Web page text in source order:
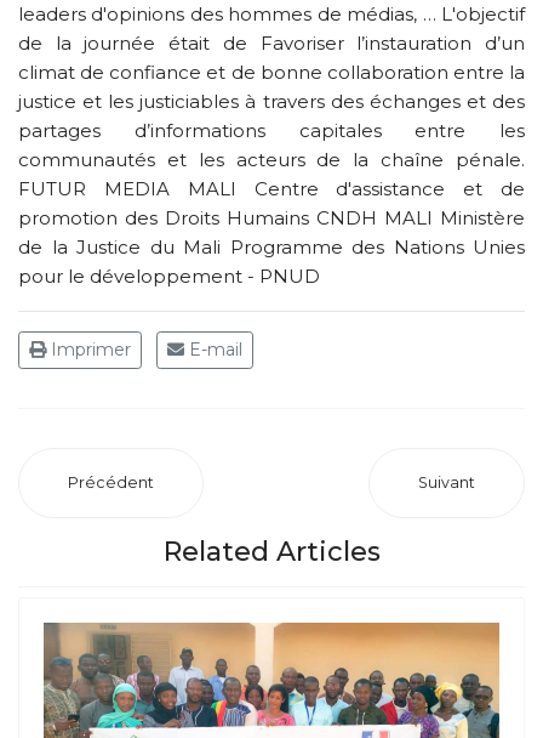
leaders d'opinions des hommes de médias, … L'objectif
de la journée était de Favoriser l’instauration d’un
climat de confiance et de bonne collaboration entre la
justice et les justiciables à travers des échanges et des
partages d’informations capitales entre les
communautés et les acteurs de la chaîne pénale.
FUTUR MEDIA MALI Centre d'assistance et de
promotion des Droits Humains CNDH MALI Ministère
de la Justice du Mali Programme des Nations Unies
pour le développement - PNUD
Imprimer E-mail
Précédent Suivant
Related Articles